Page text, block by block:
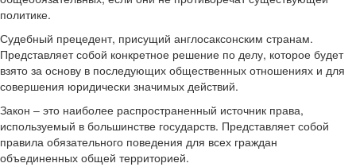
политике.
Судебный прецедент, присущий англосаксонским странам.
Представляет собой конкретное решение по делу, которое будет
взято за основу в последующих общественных отношениях и для
совершения юридически значимых действий.
Закон – это наиболее распространенный источник права,
используемый в большинстве государств. Представляет собой
правила обязательного поведения для всех граждан
объединенных общей территорией.